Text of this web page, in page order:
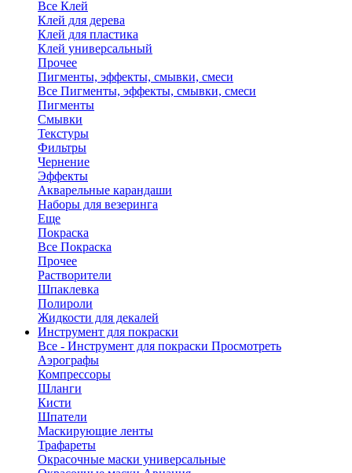
Все Клей
Клей для дерева
Клей для пластика
Клей универсальный
Прочее
Пигменты, эффекты, смывки, смеси
Все Пигменты, эффекты, смывки, смеси
Пигменты
Смывки
Текстуры
Фильтры
Чернение
Эффекты
Акварельные карандаши
Наборы для везеринга
Еще
Покраска
Все Покраска
Прочее
Растворители
Шпаклевка
Полироли
Жидкости для декалей
Инструмент для покраски
Все - Инструмент для покраски Просмотреть
Аэрографы
Компрессоры
Шланги
Кисти
Шпатели
Маскирующие ленты
Трафареты
Окрасочные маски универсальные